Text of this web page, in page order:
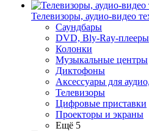
Телевизоры, аудио-видео
Саундбары
DVD, Bly-Ray-плееры
Колонки
Музыкальные центры
Диктофоны
Аксессуары для
Телевизоры
Цифровые приставки
Проекторы и экраны
Ещё 5